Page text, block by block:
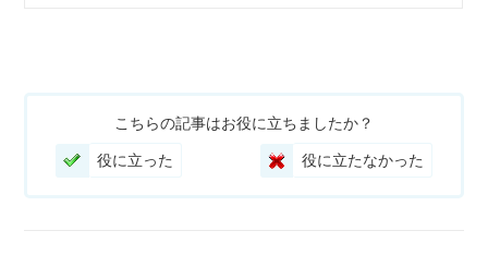
こちらの記事はお役に立ちましたか？
役に立たなかった
役に立った